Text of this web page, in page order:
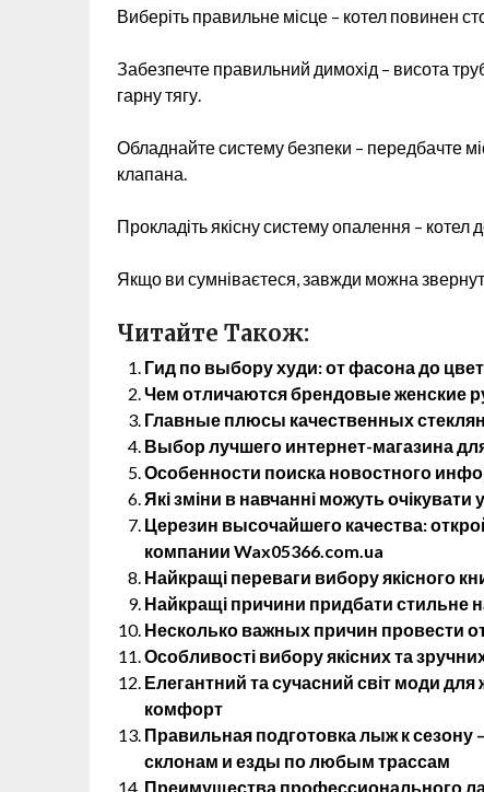
Виберіть правильне місце – котел повинен
Забезпечте правильний димохід – висота
гарну тягу.
Обладнайте систему безпеки – передбачте
клапана.
Прокладіть якісну систему опалення – котел
Якщо ви сумніваєтеся, завжди можна
Читайте Також:
Гид по выбору худи: от фасона до
Чем отличаются брендовые женские
Главные плюсы качественных
Выбор лучшего интернет-магазина
Особенности поиска новостного
Які зміни в навчанні можуть очікувати
Церезин высочайшего качества:
компании Wax05366.com.ua
Найкращі переваги вибору якісного
Найкращі причини придбати стильне
Несколько важных причин провести
Особливості вибору якісних та
Елегантний та сучасний світ моди для
комфорт
Правильная подготовка лыж к
склонам и езды по любым трассам
Преимущества профессионального